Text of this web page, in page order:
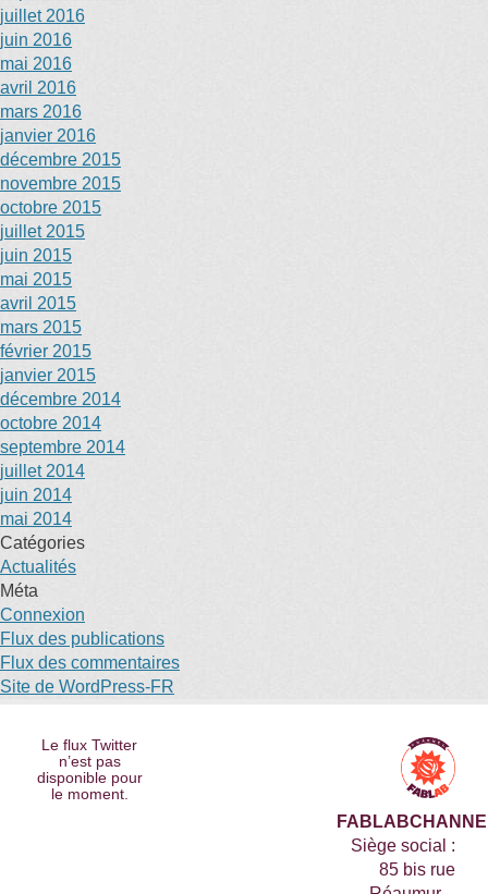
juillet 2016
juin 2016
mai 2016
avril 2016
mars 2016
janvier 2016
décembre 2015
novembre 2015
octobre 2015
juillet 2015
juin 2015
mai 2015
avril 2015
mars 2015
février 2015
janvier 2015
décembre 2014
octobre 2014
septembre 2014
juillet 2014
juin 2014
mai 2014
Catégories
Actualités
Méta
Connexion
Flux des publications
Flux des commentaires
Site de WordPress-FR
Le flux Twitter
n’est pas
disponible pour
le moment.
Siège social :
85 bis rue